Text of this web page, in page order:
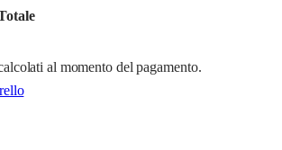
al momento del pagamento.